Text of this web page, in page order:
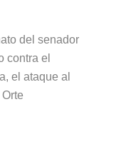
del senador
contra el
el ataque al